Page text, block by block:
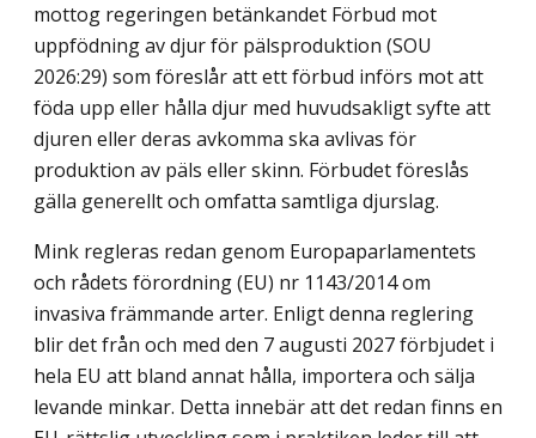
mottog regeringen betänkandet Förbud mot
uppfödning av djur för pälsproduktion (SOU
2026:29) som föreslår att ett förbud införs mot att
föda upp eller hålla djur med huvudsakligt syfte att
djuren eller deras avkomma ska avlivas för
produktion av päls eller skinn. Förbudet föreslås
gälla generellt och omfatta samtliga djurslag.
Mink regleras redan genom Europaparlamentets
och rådets förordning (EU) nr 1143/2014 om
invasiva främmande arter. Enligt denna reglering
blir det från och med den 7 augusti 2027 förbjudet i
hela EU att bland annat hålla, importera och sälja
levande minkar. Detta innebär att det redan finns en